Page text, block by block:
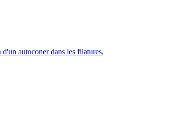
autoconer dans les filatures,